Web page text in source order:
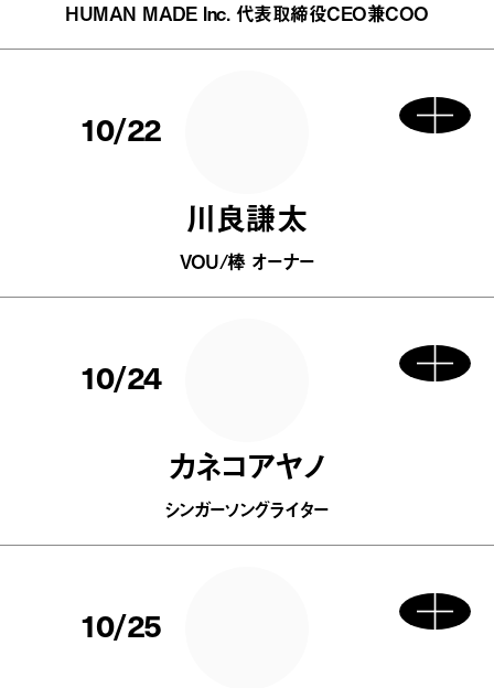
HUMAN MADE Inc. 代表取締役CEO兼COO
10/22
川良謙太
VOU/棒 オーナー
10/24
カネコアヤノ
シンガーソングライター
10/25